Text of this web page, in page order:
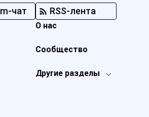
чат RSS-лента
Другие разделы
О нас
Сообщество